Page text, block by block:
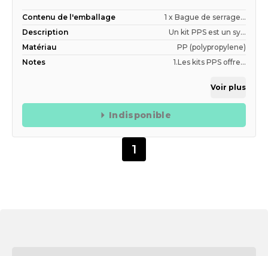
Contenu de l'emballage
1 x Bague de serrage...
Description
Un kit PPS est un sy...
Matériau
PP (polypropylene)
Notes
1.Les kits PPS offre...
Voir plus
Indisponible
1